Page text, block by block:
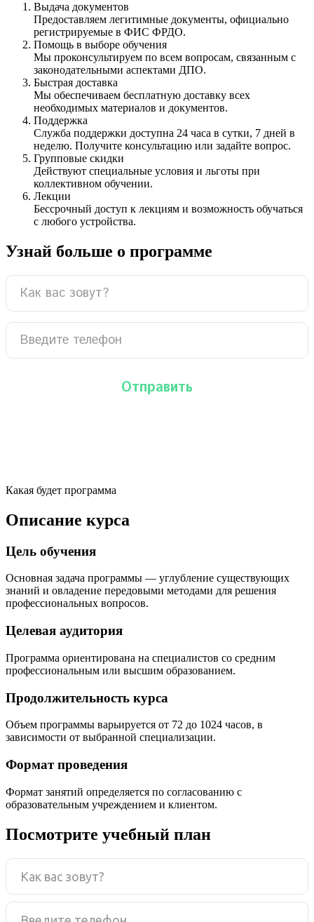
Выдача документов
Предоставляем легитимные документы, официально
регистрируемые в ФИС ФРДО.
Помощь в выборе обучения
Мы проконсультируем по всем вопросам, связанным с
законодательными аспектами ДПО.
Быстрая доставка
Мы обеспечиваем бесплатную доставку всех
необходимых материалов и документов.
Поддержка
Служба поддержки доступна 24 часа в сутки, 7 дней в
неделю. Получите консультацию или задайте вопрос.
Групповые скидки
Действуют специальные условия и льготы при
коллективном обучении.
Лекции
Бессрочный доступ к лекциям и возможность обучаться
с любого устройства.
Узнай больше о программе
Какая будет программа
Описание курса
Цель обучения
Основная задача программы — углубление существующих
знаний и овладение передовыми методами для решения
профессиональных вопросов.
Целевая аудитория
Программа ориентирована на специалистов со средним
профессиональным или высшим образованием.
Продолжительность курса
Объем программы варьируется от 72 до 1024 часов, в
зависимости от выбранной специализации.
Формат проведения
Формат занятий определяется по согласованию с
образовательным учреждением и клиентом.
Посмотрите учебный план